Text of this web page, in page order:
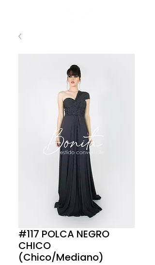
#117 POLCA NEGRO
CHICO
(Chico/Mediano)